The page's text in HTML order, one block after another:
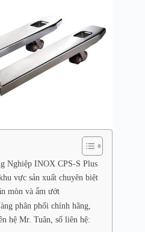
Nghiệp INOX CPS-S Plus
vực sản xuất chuyên biệt
mòn và ẩm ướt
phân phối chính hãng,
hệ Mr. Tuân, số liên hệ: